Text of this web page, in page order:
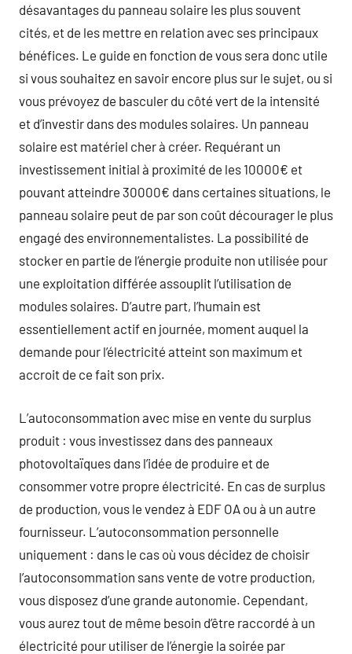
désavantages du panneau solaire les plus souvent
cités, et de les mettre en relation avec ses principaux
bénéfices. Le guide en fonction de vous sera donc utile
si vous souhaitez en savoir encore plus sur le sujet, ou si
vous prévoyez de basculer du côté vert de la intensité
et d’investir dans des modules solaires. Un panneau
solaire est matériel cher à créer. Requérant un
investissement initial à proximité de les 10000€ et
pouvant atteindre 30000€ dans certaines situations, le
panneau solaire peut de par son coût décourager le plus
engagé des environnementalistes. La possibilité de
stocker en partie de l’énergie produite non utilisée pour
une exploitation différée assouplit l’utilisation de
modules solaires. D’autre part, l’humain est
essentiellement actif en journée, moment auquel la
demande pour l’électricité atteint son maximum et
accroit de ce fait son prix.
L’autoconsommation avec mise en vente du surplus
produit : vous investissez dans des panneaux
photovoltaïques dans l’idée de produire et de
consommer votre propre électricité. En cas de surplus
de production, vous le vendez à EDF OA ou à un autre
fournisseur. L’autoconsommation personnelle
uniquement : dans le cas où vous décidez de choisir
l’autoconsommation sans vente de votre production,
vous disposez d’une grande autonomie. Cependant,
vous aurez tout de même besoin d’être raccordé à un
électricité pour utiliser de l’énergie la soirée par